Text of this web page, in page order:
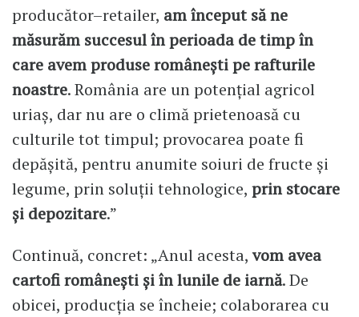
producător–retailer, am început să ne
măsurăm succesul în perioada de timp în
care avem produse românești pe rafturile
noastre. România are un potențial agricol
uriaș, dar nu are o climă prietenoasă cu
culturile tot timpul; provocarea poate fi
depășită, pentru anumite soiuri de fructe și
legume, prin soluții tehnologice, prin stocare
și depozitare.”
Continuă, concret: „Anul acesta,vom avea
cartofi românești și în lunile de iarnă. De
obicei, producția se încheie; colaborarea cu